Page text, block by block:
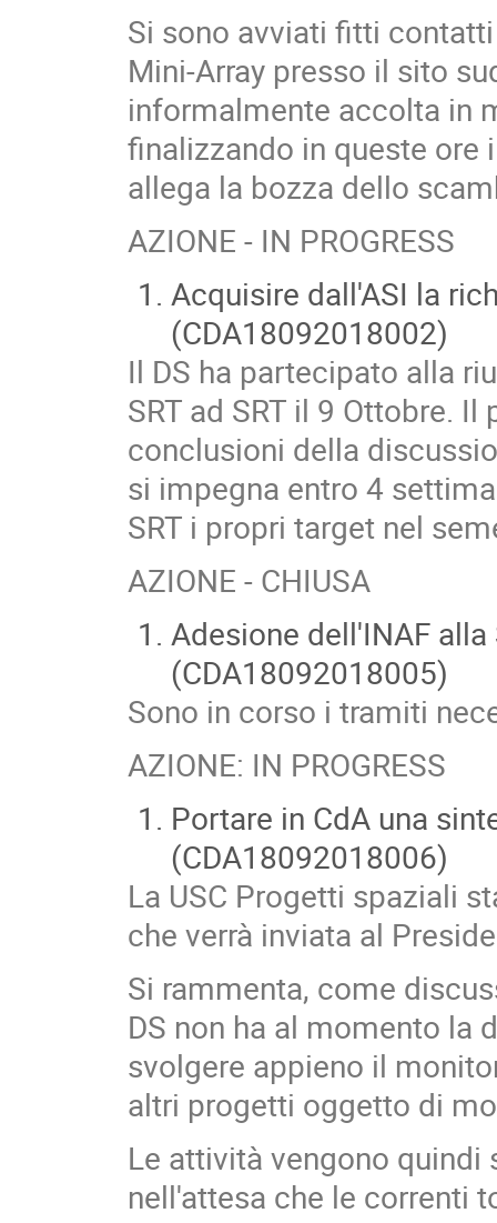
Si sono avviati fitti
Mini-Array presso il sito
informalmente accolta in
finalizzando in queste
allega la bozza dello
AZIONE - IN PROGRESS
Acquisire dall'ASI la
(CDA18092018002)
Il DS ha partecipato alla
SRT ad SRT il 9 Ottobre.
conclusioni della
si impegna entro 4
SRT i propri target nel
AZIONE - CHIUSA
Adesione dell'INAF alla
(CDA18092018005)
Sono in corso i tramiti
AZIONE: IN PROGRESS
Portare in CdA una
(CDA18092018006)
La USC Progetti spaziali
che verrà inviata al
Si rammenta, come
DS non ha al momento la
svolgere appieno il
altri progetti oggetto di
Le attività vengono
nell'attesa che le correnti